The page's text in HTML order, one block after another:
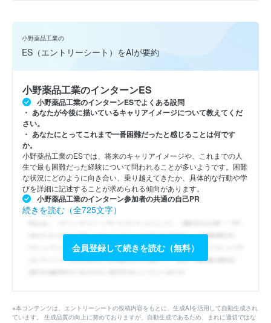
小野薬品工業の
ES（エントリーシート）をAIが要約
小野薬品工業のインターンES
小野薬品工業のインターンESでよくある設問
あなたが今後に描いているキャリアイメージについて教えてくだ
さい。
あなたにとってこれまで一番困難だったと感じることは何です
か。
小野薬品工業のESでは、将来のキャリアイメージや、これまでの人
生で最も困難だった経験について問われることが多いようです。困難
な状況にどのように向き合い、乗り越えてきたか、具体的な行動や学
びを詳細に記述することが求められる傾向があります。
小野薬品工業のインターン参加者の共通の自己PR
続きを読む（全725文字）
会員登録して続きを読む（無料）
※本コンテンツは、エントリーシートの投稿内容をもとに、生成AIを活用して自動生成され
ています。 生成品質の向上に努めておりますが、自動生成であるため、まれに適切ではな